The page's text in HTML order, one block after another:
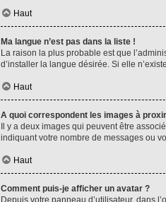
Haut
Ma langue n’est pas dans la liste !
La raison la plus probable est que
d’installer la langue désirée. Si elle
Haut
A quoi correspondent les images à
Il y a deux images qui peuvent être
indiquant votre nombre de messages ou
Haut
Comment puis-je afficher un avatar ?
Depuis votre panneau d’utilisateur, dans